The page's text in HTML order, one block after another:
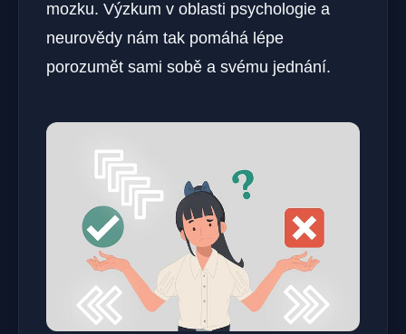
mozku. Výzkum v oblasti psychologie a
neurovědy nám tak pomáhá lépe
porozumět sami sobě a svému jednání.